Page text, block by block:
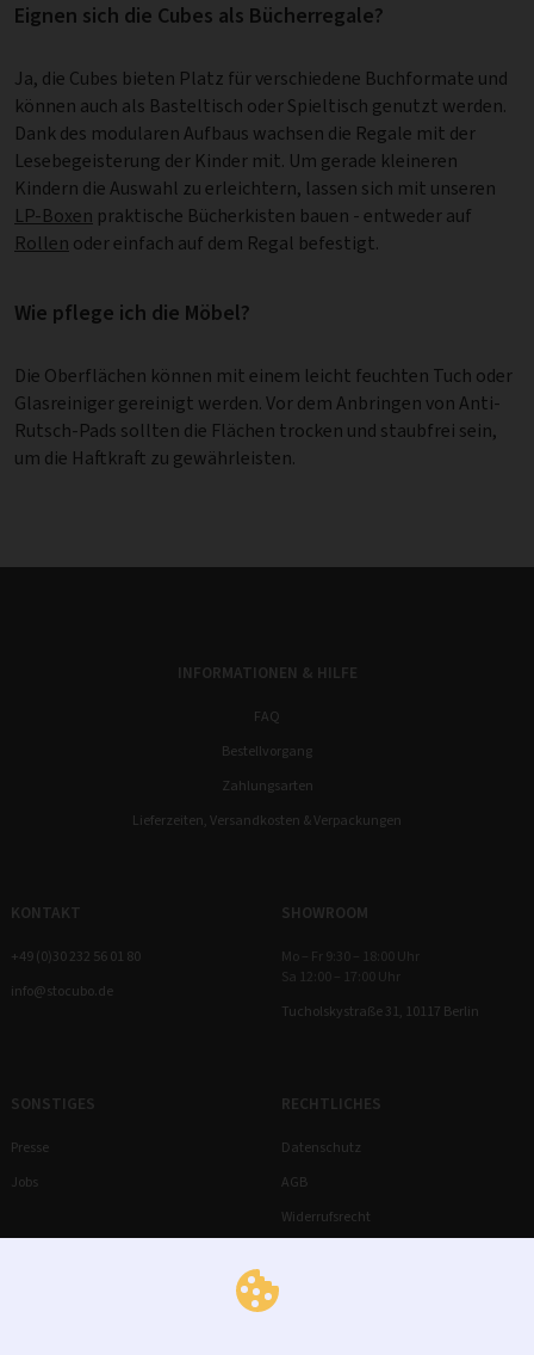
Eignen sich die Cubes als Bücherregale?
Ja, die Cubes bieten Platz für verschiedene Buchformate und
können auch als Basteltisch oder Spieltisch genutzt werden.
Dank des modularen Aufbaus wachsen die Regale mit der
Lesebegeisterung der Kinder mit. Um gerade kleineren
Kindern die Auswahl zu erleichtern, lassen sich mit unseren
LP-Boxen praktische Bücherkisten bauen - entweder auf
Rollen oder einfach auf dem Regal befestigt.
Wie pflege ich die Möbel?
Die Oberflächen können mit einem leicht feuchten Tuch oder
Glasreiniger gereinigt werden. Vor dem Anbringen von Anti-
Rutsch-Pads sollten die Flächen trocken und staubfrei sein,
um die Haftkraft zu gewährleisten.
INFORMATIONEN & HILFE
FAQ
Bestellvorgang
Zahlungsarten
Lieferzeiten, Versandkosten & Verpackungen
KONTAKT
+49 (0)30 232 56 01 80
info@stocubo.de
SHOWROOM
Mo – Fr 9:30 – 18:00 Uhr
Sa 12:00 – 17:00 Uhr
Tucholskystraße 31, 10117 Berlin
SONSTIGES
Presse
Jobs
RECHTLICHES
Datenschutz
AGB
Widerrufsrecht